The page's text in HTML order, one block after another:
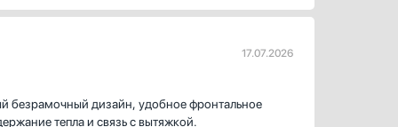
17.07.2026
безрамочный дизайн, удобное фронтальное
тепла и связь с вытяжкой.